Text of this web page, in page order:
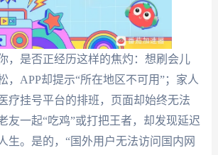
，是否正经历这样的焦灼：想刷会儿
，APP却提示“所在地区不可用”；家人
疗挂号平台的排班，页面却始终无法
友一起“吃鸡”或打把王者，却发现延迟
生。是的，“国外用户无法访问国内网